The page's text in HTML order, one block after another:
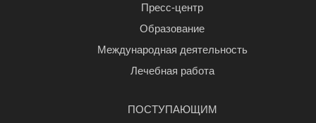
Пресс-центр
Образование
Международная деятельность
Лечебная работа
ПОСТУПАЮЩИМ